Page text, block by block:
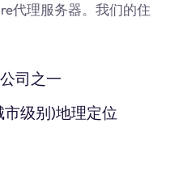
代理服务器。我们的住
司之一
级别)地理定位